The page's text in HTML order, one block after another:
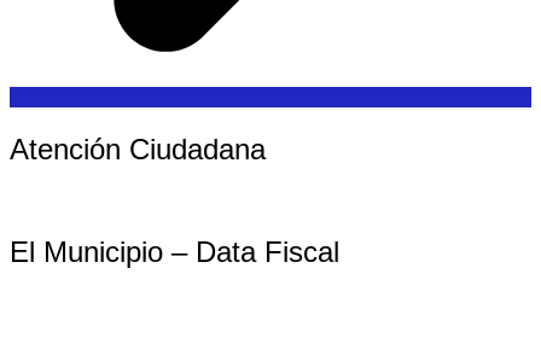
Atención Ciudadana
El Municipio – Data Fiscal